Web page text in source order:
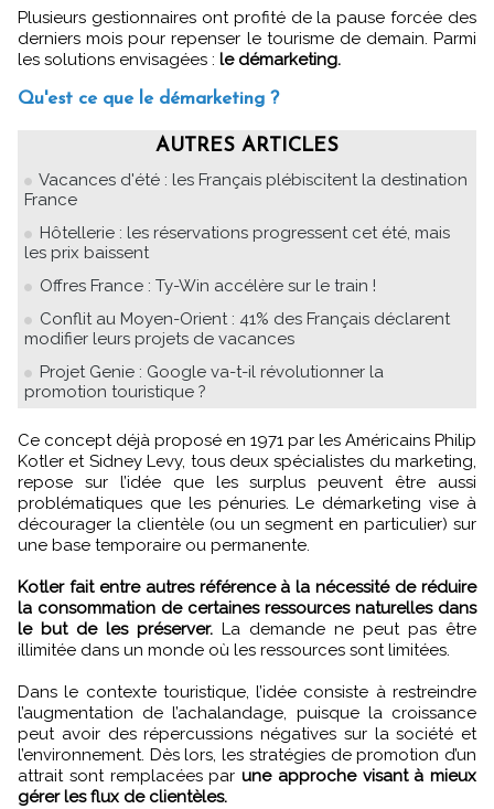
Plusieurs gestionnaires ont profité de la pause forcée des
derniers mois pour repenser le tourisme de demain. Parmi
les solutions envisagées : le démarketing.
Qu'est ce que le démarketing ?
AUTRES ARTICLES
Vacances d'été : les Français plébiscitent la destination
France
Hôtellerie : les réservations progressent cet été, mais
les prix baissent
Offres France : Ty-Win accélère sur le train !
Conflit au Moyen-Orient : 41% des Français déclarent
modifier leurs projets de vacances
Projet Genie : Google va-t-il révolutionner la
promotion touristique ?
Ce concept déjà proposé en 1971 par les Américains Philip
Kotler et Sidney Levy, tous deux spécialistes du marketing,
repose sur l’idée que les surplus peuvent être aussi
problématiques que les pénuries. Le démarketing vise à
décourager la clientèle (ou un segment en particulier) sur
une base temporaire ou permanente.
Kotler fait entre autres référence à la nécessité de réduire
la consommation de certaines ressources naturelles dans
le but de les préserver. La demande ne peut pas être
illimitée dans un monde où les ressources sont limitées.
Dans le contexte touristique, l’idée consiste à restreindre
l’augmentation de l’achalandage, puisque la croissance
peut avoir des répercussions négatives sur la société et
l’environnement. Dès lors, les stratégies de promotion d’un
attrait sont remplacées par une approche visant à mieux
gérer les flux de clientèles.